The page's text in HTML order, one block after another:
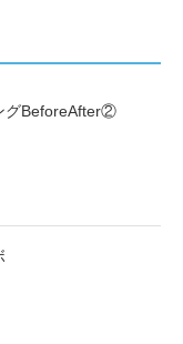
グBeforeAfter②